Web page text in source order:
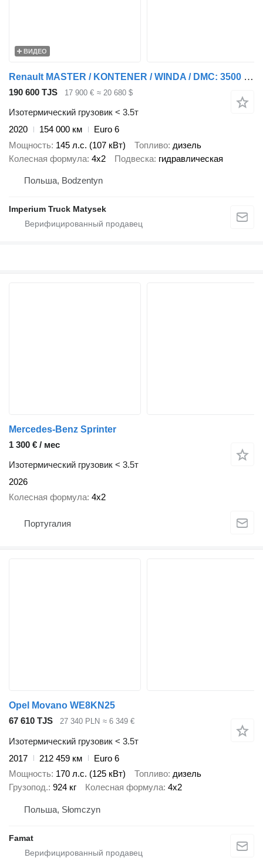
ВИДЕО
Renault MASTER / KONTENER / WINDA / DMC: 3500 KG / 2020 / SPROWADZONY
190 600 TJS 17 900 € ≈ 20 680 $
Изотермический грузовик < 3.5т
2020
154 000 км
Euro 6
Мощность 145 л.с. (107 кВт) Топливо дизель
Колесная формула 4x2 Подвеска гидравлическая
Польша, Bodzentyn
Imperium Truck Matysek
Mercedes-Benz Sprinter
1 300 € / мес
Изотермический грузовик < 3.5т
2026
Колесная формула 4x2
Португалия
Opel Movano WE8KN25
67 610 TJS
27 340 PLN ≈ 6 349 €
Изотермический грузовик < 3.5т
2017
212 459 км
Euro 6
Мощность 170 л.с. (125 кВт) Топливо дизель
Грузопод. 924 кг Колесная формула 4x2
Польша, Słomczyn
Famat